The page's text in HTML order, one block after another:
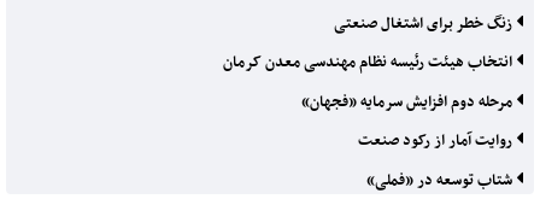
زنگ خطر برای اشتغال صنعتی
انتخاب هیئت رئیسه نظام مهندسی معدن کرمان
مرحله دوم افزایش سرمایه «فجهان»
روایت آمار از رکود صنعت
شتاب توسعه در «فملی»